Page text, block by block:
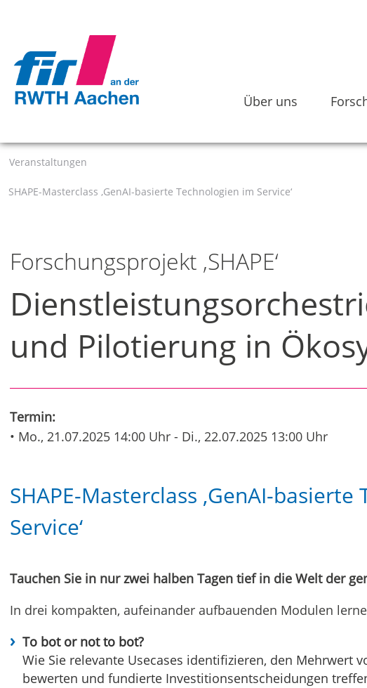
Über uns
Veranstaltungen
SHAPE-Masterclass ‚GenAI-basierte Technologien im Service‘
Forschungsprojekt ‚SHAPE‘
und Pilotierung in
Termin:
• Mo., 21.07.2025 14:00 Uhr - Di., 22.07.2025 13:00 Uhr
SHAPE-Masterclass ‚GenAI-
Service‘
Tauchen Sie in nur zwei halben Tagen tief in die Welt der
In drei kompakten, aufeinander aufbauenden Modulen
To bot or not to bot?
Wie Sie relevante Usecases identifizieren, den Mehrwert
bewerten und fundierte Investitions­entscheidungen